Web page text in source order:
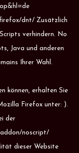
dnt/ Zusätzlich
verhindern. No
Java und anderen
Ihrer Wahl.
können, erhalten Sie
Firefox unter: ).
der
noscript/
dieser Website